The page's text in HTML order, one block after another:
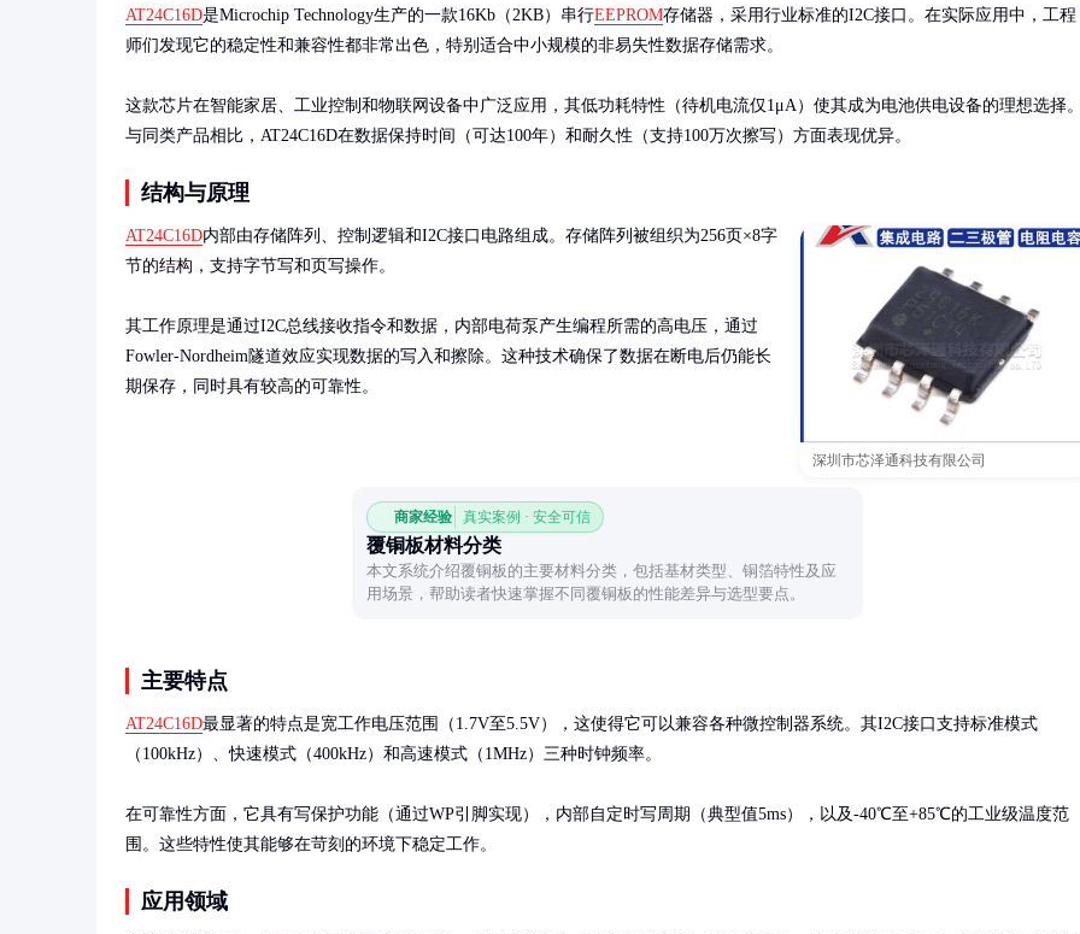
AT24C16D是Microchip Technology生产的一款16Kb（2KB）串行EEPROM存储器，采用行业标准的I2C接口。在实际应用中，工程
师们发现它的稳定性和兼容性都非常出色，特别适合中小规模的非易失性数据存储需求。
这款芯片在智能家居、工业控制和物联网设备中广泛应用，其低功耗特性（待机电流仅1μA）使其成为电池供电设备的理想选择
与同类产品相比，AT24C16D在数据保持时间（可达100年）和耐久性（支持100万次擦写）方面表现优异。
结构与原理
深圳市芯泽通科技有限公司
AT24C16D内部由存储阵列、控制逻辑和I2C接口电路组成。存储阵列被组织为256页×8字
节的结构，支持字节写和页写操作。
其工作原理是通过I2C总线接收指令和数据，内部电荷泵产生编程所需的高电压，通过
Fowler-Nordheim隧道效应实现数据的写入和擦除。这种技术确保了数据在断电后仍能长
期保存，同时具有较高的可靠性。
商家经验 真实案例 · 安全可信
覆铜板材料分类
本文系统介绍覆铜板的主要材料分类，包括基材类型、铜箔特性及应
用场景，帮助读者快速掌握不同覆铜板的性能差异与选型要点。
主要特点
AT24C16D最显著的特点是宽工作电压范围（1.7V至5.5V），这使得它可以兼容各种微控制器系统。其I2C接口支持标准模式
（100kHz）、快速模式（400kHz）和高速模式（1MHz）三种时钟频率。
在可靠性方面，它具有写保护功能（通过WP引脚实现），内部自定时写周期（典型值5ms），以及-40℃至+85℃的工业级温度范
围。这些特性使其能够在苛刻的环境下稳定工作。
应用领域